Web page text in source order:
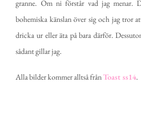
granne. Om ni förstår vad jag menar.
bohemiska känslan över sig och jag tror
dricka ur eller äta på bara därför.
sådant gillar jag.
Alla bilder kommer alltså frånToast ss14.